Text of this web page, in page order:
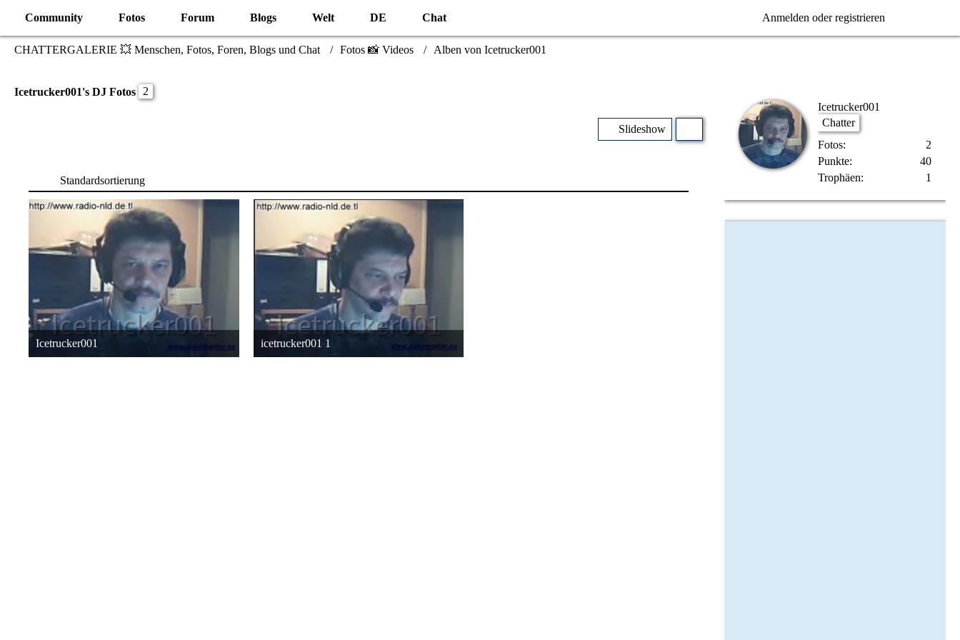
Community Fotos Forum Blogs Welt DE Chat Anmelden oder registrieren
CHATTERGALERIE 💥 Menschen, Fotos, Foren, Blogs und Chat Fotos 📸 Videos Alben von Icetrucker001
Icetrucker001's DJ Fotos 2
Slideshow
Standardsortierung
Icetrucker001 icetrucker001 1
Icetrucker001
Chatter
Fotos
2
Punkte
40
Trophäen
1